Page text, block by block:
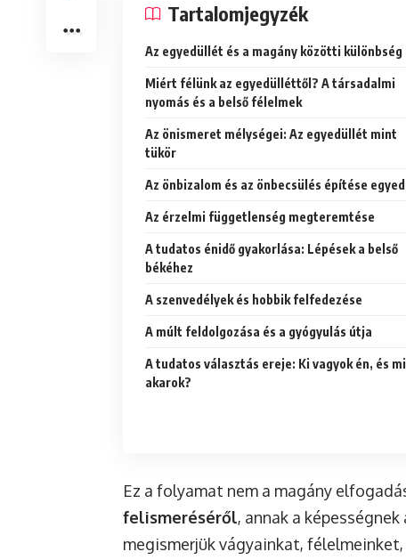
Tartalomjegyzék
Az egyedüllét és a magány közötti különbség
Miért félünk az egyedülléttől? A társadalmi
nyomás és a belső félelmek
Az önismeret mélységei: Az egyedüllét mint
tükör
Az önbizalom és az önbecsülés építése
Az érzelmi függetlenség megteremtése
A tudatos énidő gyakorlása: Lépések a belső
békéhez
A szenvedélyek és hobbik felfedezése
A múlt feldolgozása és a gyógyulás útja
A tudatos választás ereje: Ki vagyok én, és
akarok?
Ez a folyamat nem a magány
felismeréséről, annak a
megismerjük vágyainkat,